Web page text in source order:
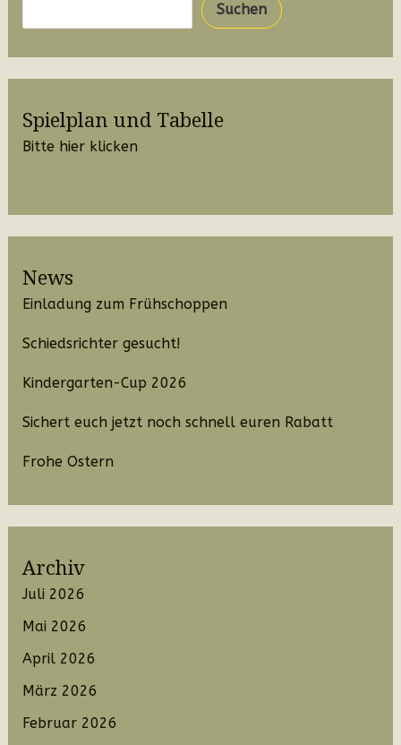
Suchen
Spielplan und Tabelle
Bitte hier klicken
News
Einladung zum Frühschoppen
Schiedsrichter gesucht!
Kindergarten-Cup 2026
Sichert euch jetzt noch schnell euren Rabatt
Frohe Ostern
Archiv
Juli 2026
Mai 2026
April 2026
März 2026
Februar 2026